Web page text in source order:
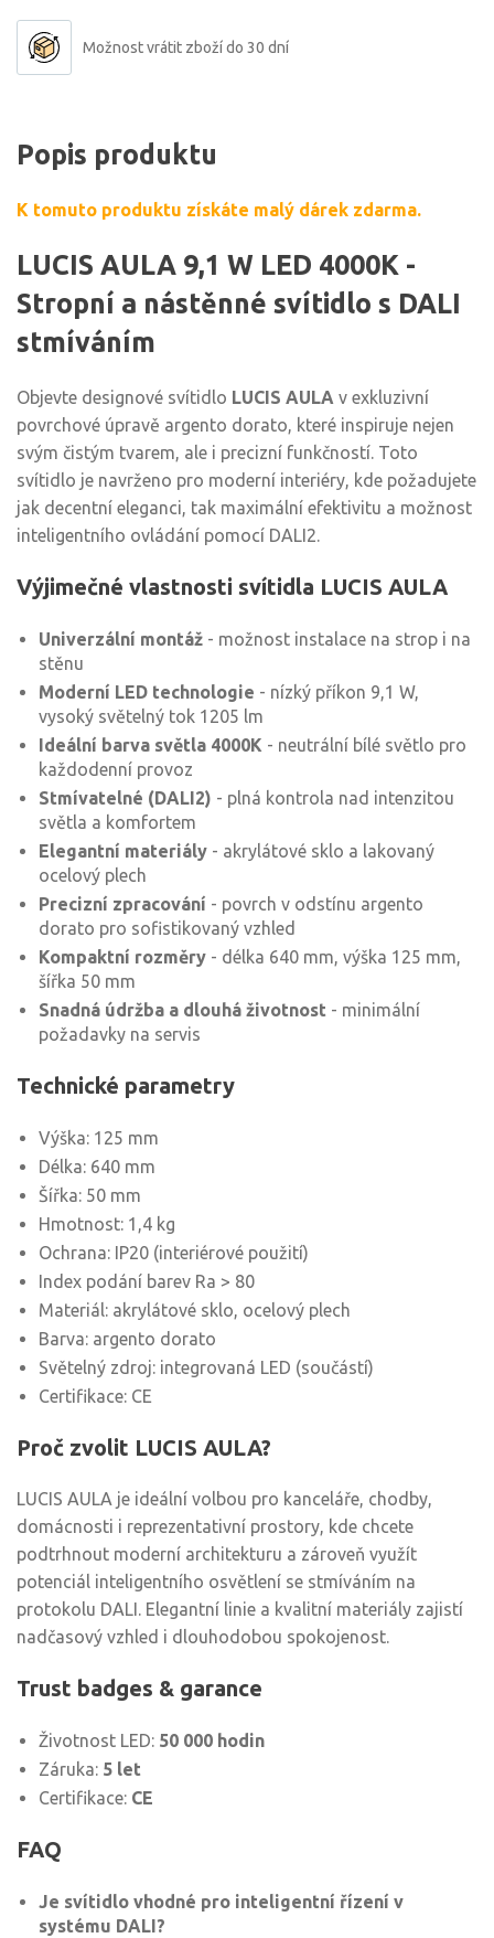
Možnost vrátit zboží do 30 dní
Popis produktu
K tomuto produktu získáte malý dárek zdarma.
LUCIS AULA 9,1 W LED 4000K -
Stropní a nástěnné svítidlo s DALI
stmíváním
Objevte designové svítidlo LUCIS AULA v exkluzivní
povrchové úpravě argento dorato, které inspiruje nejen
svým čistým tvarem, ale i precizní funkčností. Toto
svítidlo je navrženo pro moderní interiéry, kde požadujete
jak decentní eleganci, tak maximální efektivitu a možnost
inteligentního ovládání pomocí DALI2.
Výjimečné vlastnosti svítidla LUCIS AULA
Univerzální montáž - možnost instalace na strop i na
stěnu
Moderní LED technologie - nízký příkon 9,1 W,
vysoký světelný tok 1205 lm
Ideální barva světla 4000K - neutrální bílé světlo pro
každodenní provoz
Stmívatelné (DALI2) - plná kontrola nad intenzitou
světla a komfortem
Elegantní materiály - akrylátové sklo a lakovaný
ocelový plech
Precizní zpracování - povrch v odstínu argento
dorato pro sofistikovaný vzhled
Kompaktní rozměry - délka 640 mm, výška 125 mm,
šířka 50 mm
Snadná údržba a dlouhá životnost - minimální
požadavky na servis
Technické parametry
Výška: 125 mm
Délka: 640 mm
Šířka: 50 mm
Hmotnost: 1,4 kg
Ochrana: IP20 (interiérové použití)
Index podání barev Ra > 80
Materiál: akrylátové sklo, ocelový plech
Barva: argento dorato
Světelný zdroj: integrovaná LED (součástí)
Certifikace: CE
Proč zvolit LUCIS AULA?
LUCIS AULA je ideální volbou pro kanceláře, chodby,
domácnosti i reprezentativní prostory, kde chcete
podtrhnout moderní architekturu a zároveň využít
potenciál inteligentního osvětlení se stmíváním na
protokolu DALI. Elegantní linie a kvalitní materiály zajistí
nadčasový vzhled i dlouhodobou spokojenost.
Trust badges & garance
Životnost LED: 50 000 hodin
Záruka: 5 let
Certifikace: CE
FAQ
Je svítidlo vhodné pro inteligentní řízení v
systému DALI?